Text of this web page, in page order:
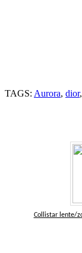
TAGS: Aurora, dior,
Collistar lente/